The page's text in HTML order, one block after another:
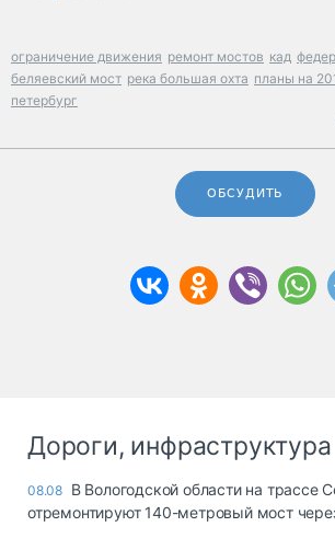
ограничение движения ремонт мостов кад
беляевский мост река большая охта планы на
петербург
ОБСУДИТЬ
Дороги, инфраструктура
08.08 В Вологодской области на трассе
отремонтируют 140-метровый мост